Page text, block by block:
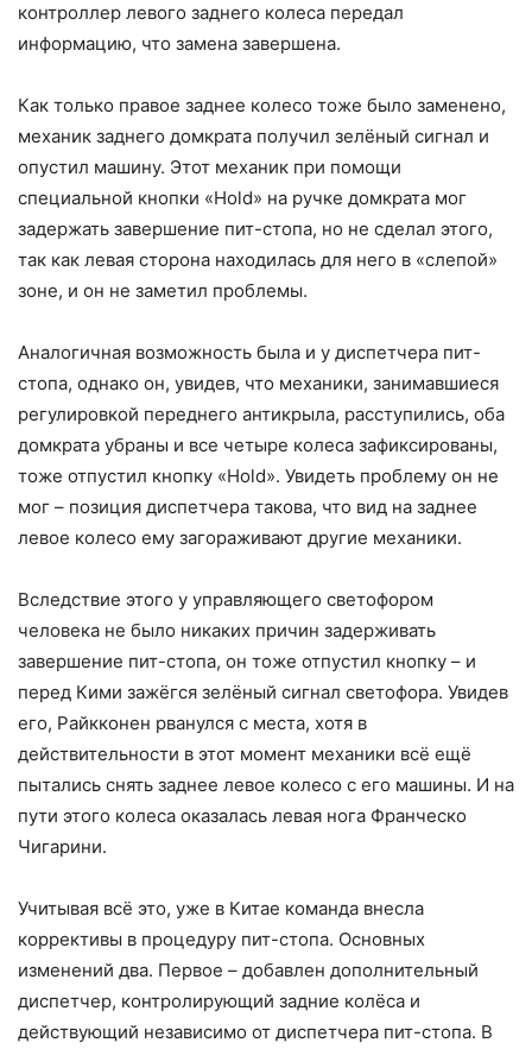
контроллер левого заднего колеса передал
информацию, что замена завершена.
Как только правое заднее колесо тоже было заменено,
механик заднего домкрата получил зелёный сигнал и
опустил машину. Этот механик при помощи
специальной кнопки «Hold» на ручке домкрата мог
задержать завершение пит-стопа, но не сделал этого,
так как левая сторона находилась для него в «слепой»
зоне, и он не заметил проблемы.
Аналогичная возможность была и у диспетчера пит-
стопа, однако он, увидев, что механики, занимавшиеся
регулировкой переднего антикрыла, расступились, оба
домкрата убраны и все четыре колеса зафиксированы,
тоже отпустил кнопку «Hold». Увидеть проблему он не
мог – позиция диспетчера такова, что вид на заднее
левое колесо ему загораживают другие механики.
Вследствие этого у управляющего светофором
человека не было никаких причин задерживать
завершение пит-стопа, он тоже отпустил кнопку – и
перед Кими зажёгся зелёный сигнал светофора. Увидев
его, Райкконен рванулся с места, хотя в
действительности в этот момент механики всё ещё
пытались снять заднее левое колесо с его машины. И на
пути этого колеса оказалась левая нога Франческо
Чигарини.
Учитывая всё это, уже в Китае команда внесла
коррективы в процедуру пит-стопа. Основных
изменений два. Первое – добавлен дополнительный
диспетчер, контролирующий задние колёса и
действующий независимо от диспетчера пит-стопа. В